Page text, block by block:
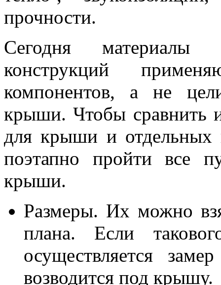
прочности.
Сегодня материалы
конструкций
компонентов, а не
крыши. Чтобы сравнить
для крыши и отдельных
поэтапно пройти все
крыши.
Размеры. Их можно
плана. Если
осуществляется
возводится под крышу.